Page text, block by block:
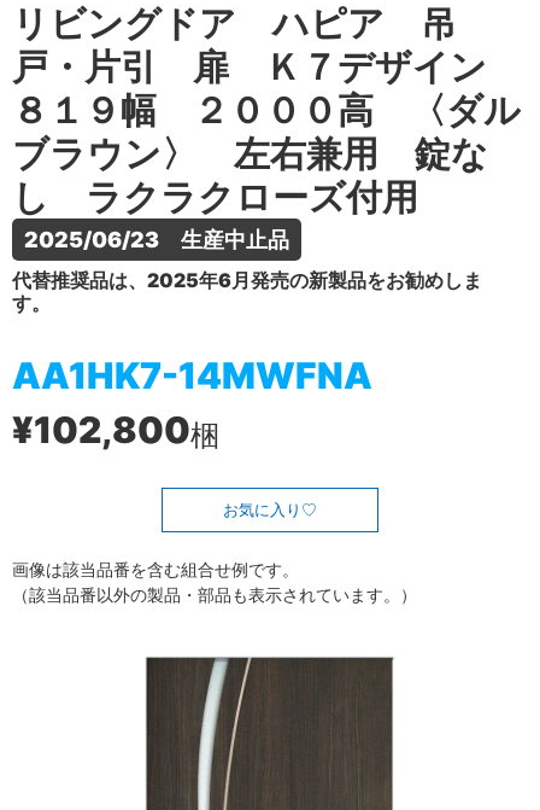
リビングドア ハピア 吊
戸・片引 扉 Ｋ７デザイン
８１９幅 ２０００高 〈ダル
ブラウン〉 左右兼用 錠な
し ラクラクローズ付用
2025/06/23　生産中止品
代替推奨品は、2025年6月発売の新製品をお勧めしま
す。
AA1HK7-14MWFNA
¥102,800梱
お気に入り
画像は該当品番を含む組合せ例です。
（該当品番以外の製品・部品も表示されています。）